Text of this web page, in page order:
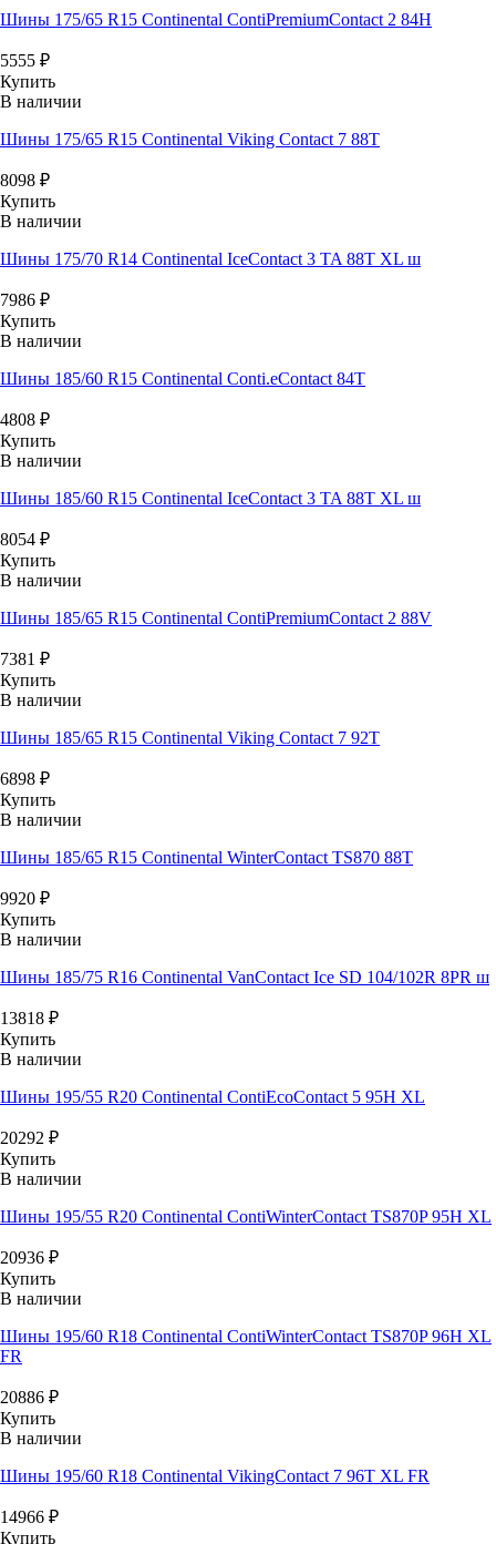
Шины 175/65 R15 Continental ContiPremiumContact 2 84H
5555 ₽
Купить
В наличии
Шины 175/65 R15 Continental Viking Contact 7 88T
8098 ₽
Купить
В наличии
Шины 175/70 R14 Continental IceContact 3 TA 88T XL ш
7986 ₽
Купить
В наличии
Шины 185/60 R15 Continental Conti.eContact 84T
4808 ₽
Купить
В наличии
Шины 185/60 R15 Continental IceContact 3 TA 88T XL ш
8054 ₽
Купить
В наличии
Шины 185/65 R15 Continental ContiPremiumContact 2 88V
7381 ₽
Купить
В наличии
Шины 185/65 R15 Continental Viking Contact 7 92T
6898 ₽
Купить
В наличии
Шины 185/65 R15 Continental WinterContact TS870 88T
9920 ₽
Купить
В наличии
Шины 185/75 R16 Continental VanContact Ice SD 104/102R 8PR ш
13818 ₽
Купить
В наличии
Шины 195/55 R20 Continental ContiEcoContact 5 95H XL
20292 ₽
Купить
В наличии
Шины 195/55 R20 Continental ContiWinterContact TS870P 95H XL
20936 ₽
Купить
В наличии
Шины 195/60 R18 Continental ContiWinterContact TS870P 96H XL
FR
20886 ₽
Купить
В наличии
Шины 195/60 R18 Continental VikingContact 7 96T XL FR
14966 ₽
Купить